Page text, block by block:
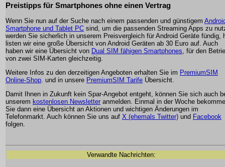
Preistipps für Smartphones ohne einen Vertrag
Wenn Sie nun auf der Suche nach einem passenden und günstigem
Smartphone und Tablet PC sind, um die passenden Streaming Apps zu
werden Sie sicherlich in unserem Preisvergleich für Android Geräte fündig,
listen wir eine große Übersicht von Android Geräten ab 30 Euro auf. Auch
haben wir eine Übersicht von Dual SIM fähigen Smartphones , für den
von zwei SIM-Karten gleichzeitig.
Weitere Infos zu den derzeitigen Angeboten erhalten Sie im PremiumSIM
Online-Shop . und in unsere PremiumSIM Tarife Übersicht.
Damit Ihnen in Zukunft kein Spar-Angebot entgeht, können Sie sich auch
unserem kostenlosen Newsletter anmelden. Einmal in der Woche
Sie dann eine Übersicht an Aktionen und wichtigen Änderungen im
Telefonmarkt. Auch können Sie uns auf X (ehemals Twitter) und Facebook
folgen.
Verwandte Nachrichten: